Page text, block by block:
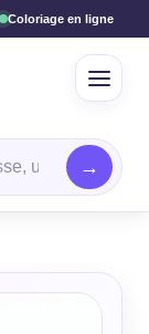
Coloriage en ligne